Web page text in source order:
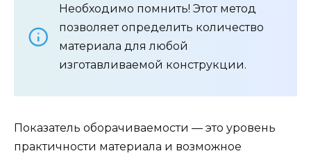
Необходимо помнить! Этот метод
позволяет определить количество
материала для любой
изготавливаемой конструкции.
Показатель оборачиваемости — это уровень
практичности материала и возможное